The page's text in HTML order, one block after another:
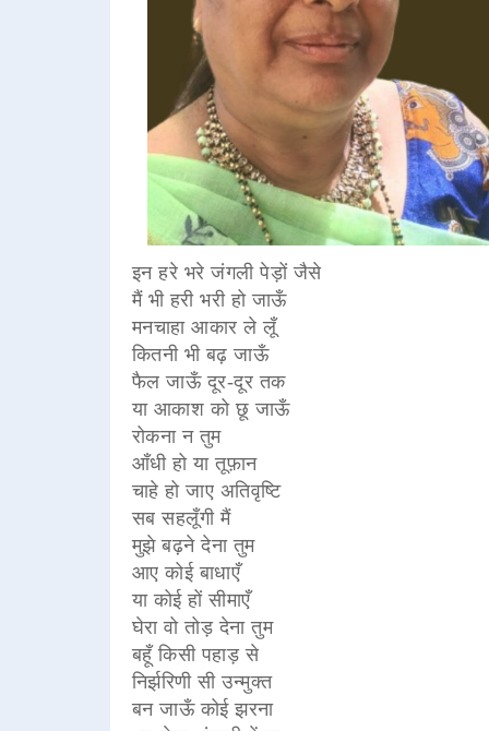
इन हरे भरे जंगली पेड़ों जैसे
मैं भी हरी भरी हो जाऊँ
मनचाहा आकार ले लूँ
कितनी भी बढ़ जाऊँ
फैल जाऊँ दूर-दूर तक
या आकाश को छू जाऊँ
रोकना न तुम
आँधी हो या तूफ़ान
चाहे हो जाए अतिवृष्टि
सब सहलूँगी मैं
मुझे बढ़ने देना तुम
आए कोई बाधाएँ
या कोई हों सीमाएँ
घेरा वो तोड़ देना तुम
बहूँ किसी पहाड़ से
निर्झरिणी सी उन्मुक्त
बन जाऊँ कोई झरना